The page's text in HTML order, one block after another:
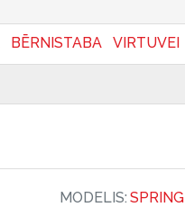
BĒRNISTABA VIRTUVEI
MODELIS: SPRING